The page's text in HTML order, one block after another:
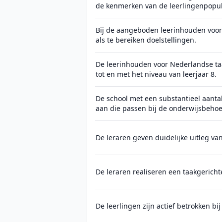
de kenmerken van de
Bij de aangeboden leerinhouden
als te bereiken doelstellingen.
De leerinhouden voor Nederlandse
tot en met het niveau van leerjaar 8.
De school met een substantieel
aan die passen bij de
De leraren geven duidelijke uitleg
De leraren realiseren een
De leerlingen zijn actief betrokken